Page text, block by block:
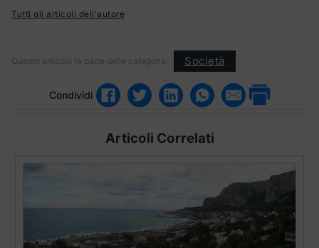
Tutti gli articoli dell'autore
Questo articolo fa parte delle categorie: Società
Condividi
Articoli Correlati